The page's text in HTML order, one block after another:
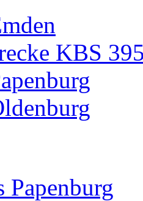
KBS
Papenburg